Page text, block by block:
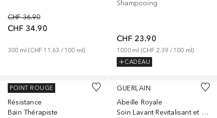
CHF 36.90
CHF 34.90
300 ml (CHF 11.63 / 100 ml)
Shampooing
CHF 23.90
1000 ml (CHF 2.39 / 100 ml)
CADEAU
KÉRASTASE
Résistance
Bain Thérapiste
POINT ROUGE
GUERLAIN
Abeille Royale
Soin Lavant Revitalisant et Fortifiant